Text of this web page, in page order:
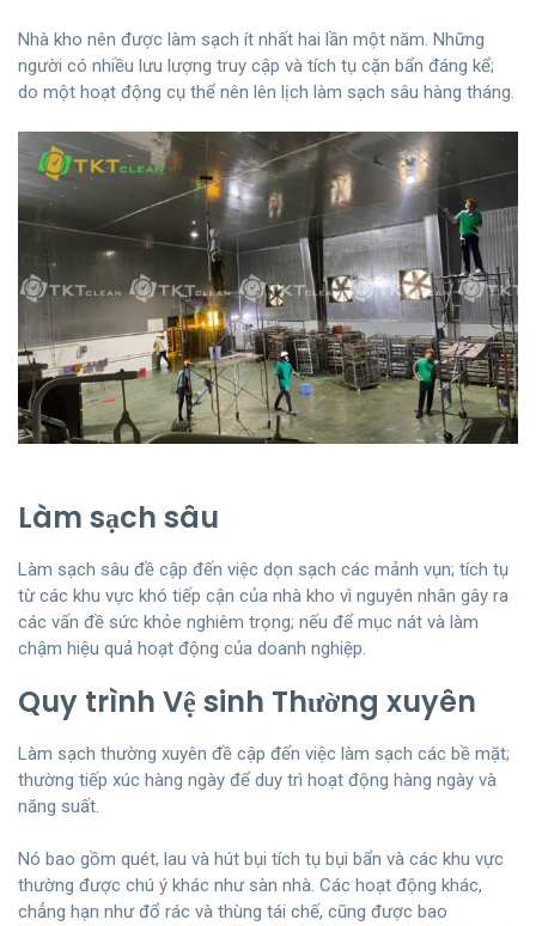
Nhà kho nên được làm sạch ít nhất hai lần một năm. Những
người có nhiều lưu lượng truy cập và tích tụ cặn bẩn đáng kể;
do một hoạt động cụ thể nên lên lịch làm sạch sâu hàng tháng.
Làm sạch sâu
Làm sạch sâu đề cập đến việc dọn sạch các mảnh vụn; tích tụ
từ các khu vực khó tiếp cận của nhà kho vì nguyên nhân gây ra
các vấn đề sức khỏe nghiêm trọng; nếu để mục nát và làm
chậm hiệu quả hoạt động của doanh nghiệp.
Quy trình Vệ sinh Thường xuyên
Làm sạch thường xuyên đề cập đến việc làm sạch các bề mặt;
thường tiếp xúc hàng ngày để duy trì hoạt động hàng ngày và
năng suất.
Nó bao gồm quét, lau và hút bụi tích tụ bụi bẩn và các khu vực
thường được chú ý khác như sàn nhà. Các hoạt động khác,
chẳng hạn như đổ rác và thùng tái chế, cũng được bao